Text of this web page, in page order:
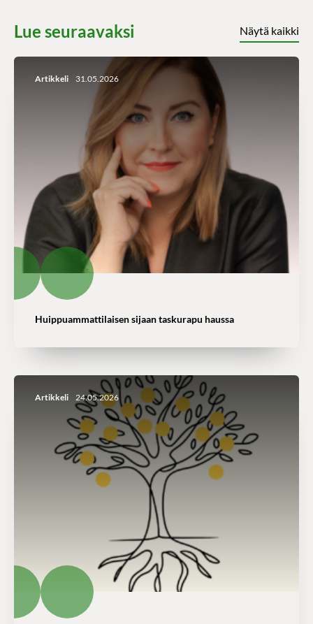
Lue seuraavaksi Näytä kaikki
Artikkeli 31.05.2026
Huippuammattilaisen sijaan taskurapu haussa
Artikkeli 24.05.2026